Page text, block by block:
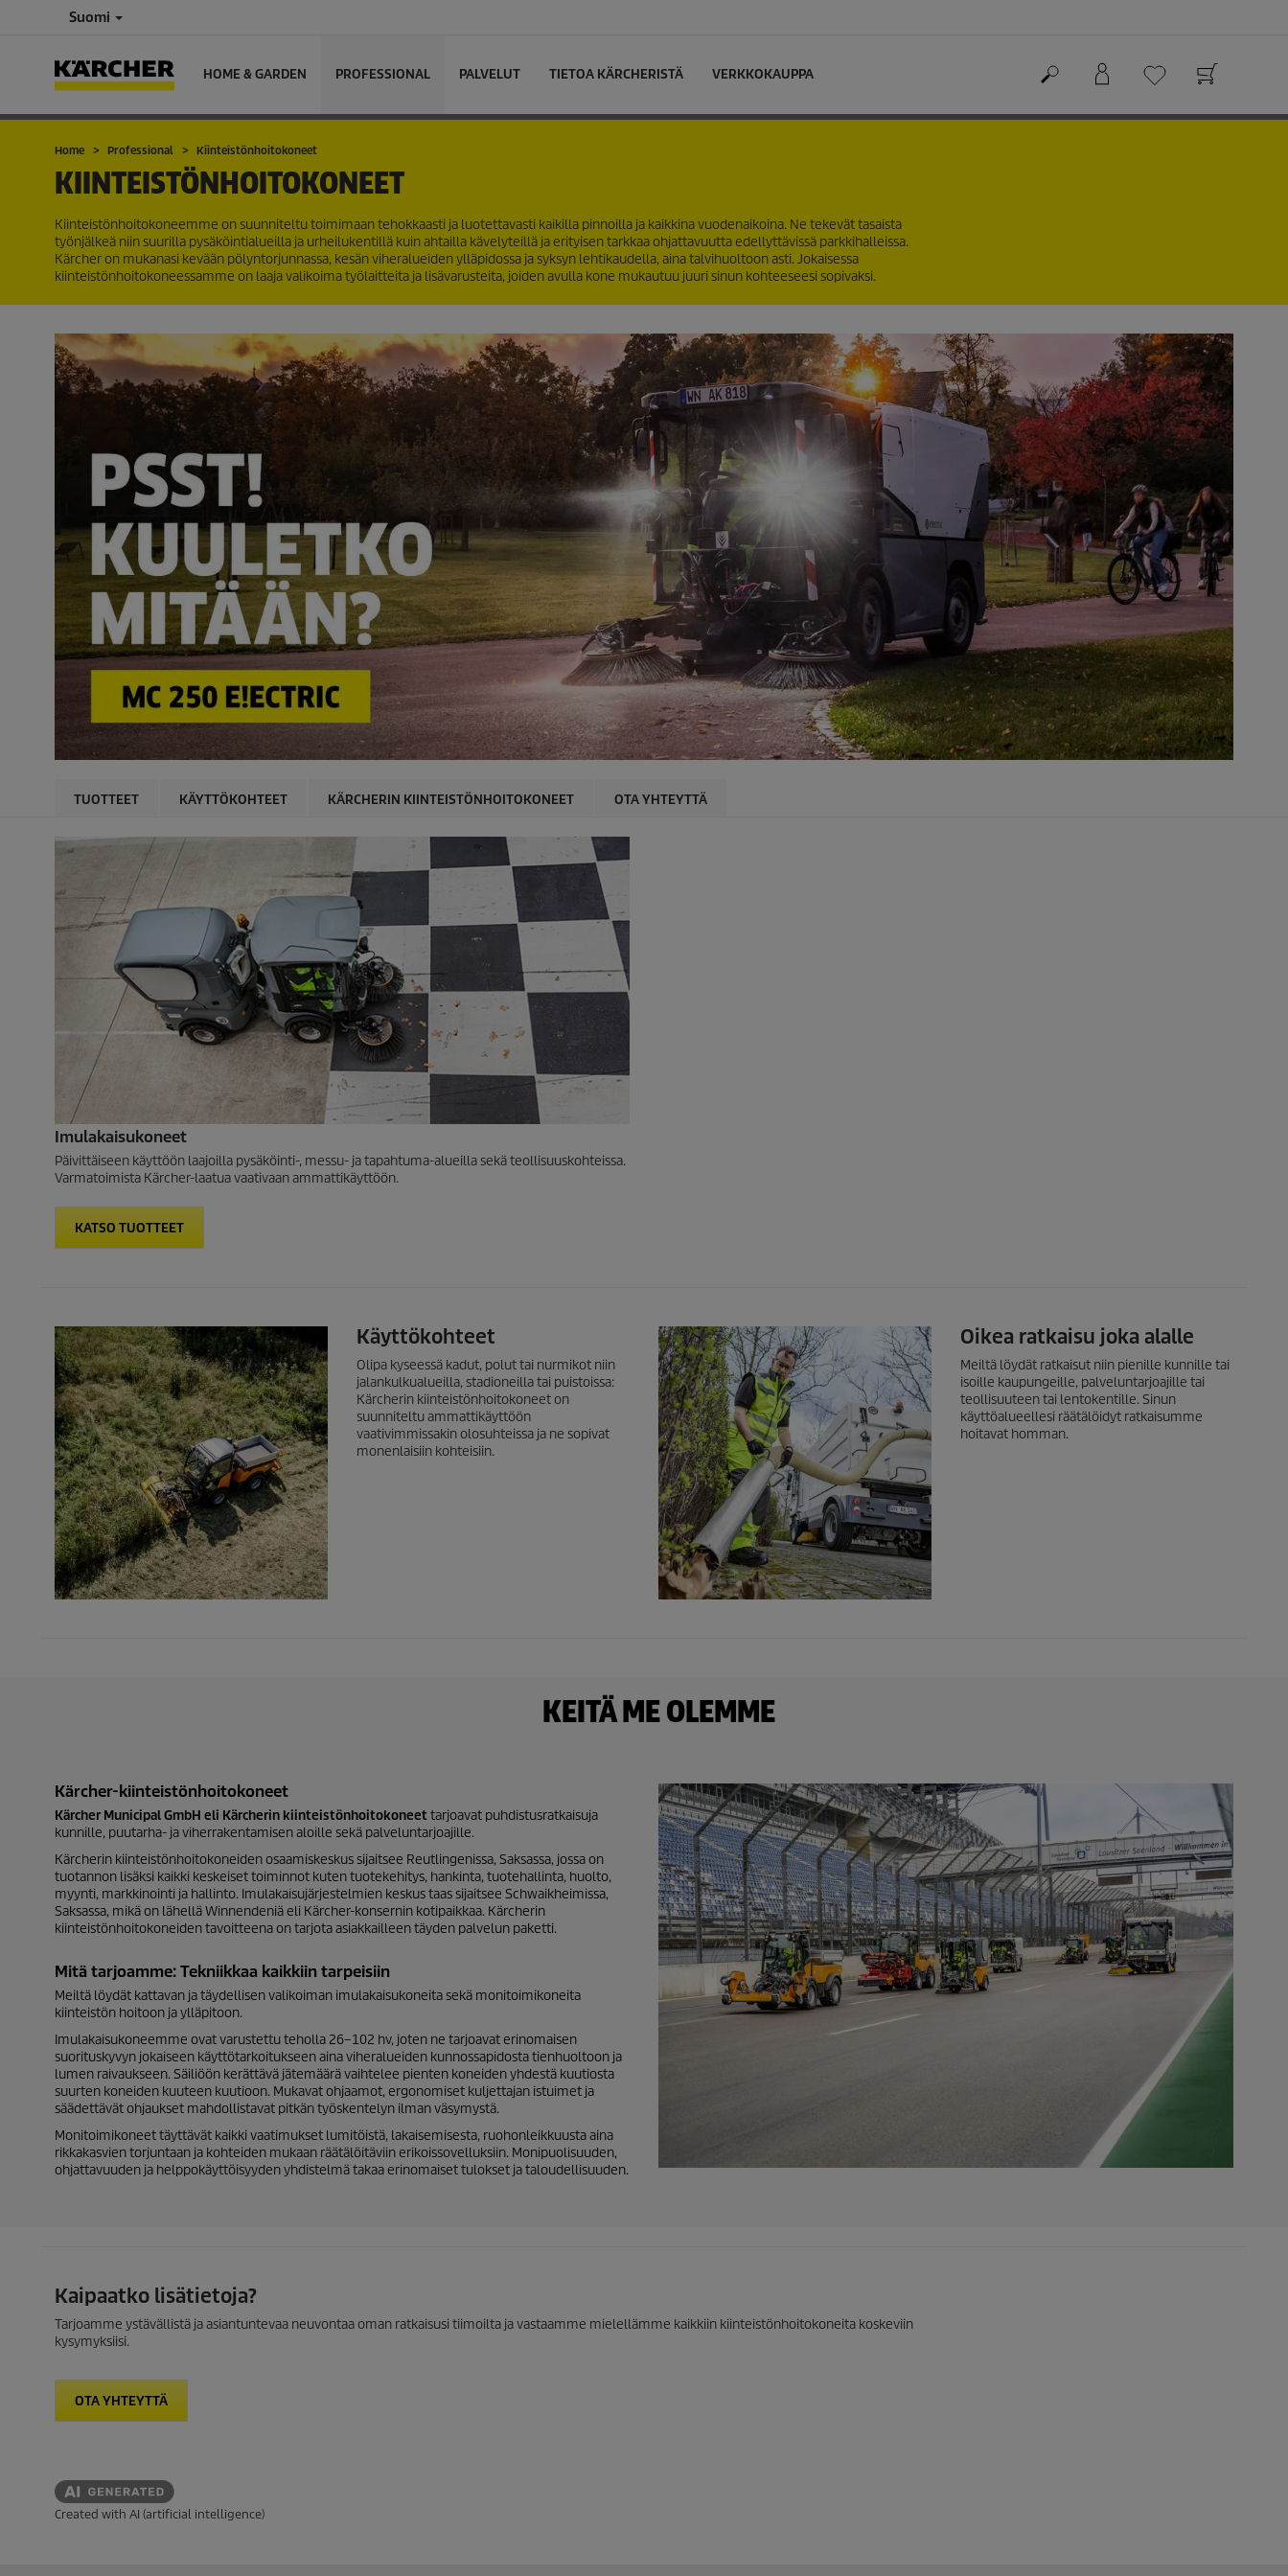
Suomi
HOME & GARDEN PROFESSIONAL PALVELUT TIETOA KÄRCHERISTÄ VERKKOKAUPPA
Home Professional Kiinteistönhoitokoneet
KIINTEISTÖNHOITOKONEET
Kiinteistönhoitokoneemme on suunniteltu toimimaan tehokkaasti ja luotettavasti kaikilla pinnoilla ja kaikkina vuodenaikoina. Ne tekevät tasaista
työnjälkeä niin suurilla pysäköintialueilla ja urheilukentillä kuin ahtailla kävelyteillä ja erityisen tarkkaa ohjattavuutta edellyttävissä parkkihalleissa.
Kärcher on mukanasi kevään pölyntorjunnassa, kesän viheralueiden ylläpidossa ja syksyn lehtikaudella, aina talvihuoltoon asti. Jokaisessa
kiinteistönhoitokoneessamme on laaja valikoima työlaitteita ja lisävarusteita, joiden avulla kone mukautuu juuri sinun kohteeseesi sopivaksi.
TUOTTEET KÄYTTÖKOHTEET KÄRCHERIN KIINTEISTÖNHOITOKONEET OTA YHTEYTTÄ
Imulakaisukoneet
Päivittäiseen käyttöön laajoilla pysäköinti-, messu- ja tapahtuma-alueilla sekä teollisuuskohteissa.
Varmatoimista Kärcher-laatua vaativaan ammattikäyttöön.
KATSO TUOTTEET
Käyttökohteet
Olipa kyseessä kadut, polut tai nurmikot niin
jalankulkualueilla, stadioneilla tai puistoissa:
Kärcherin kiinteistönhoitokoneet on
suunniteltu ammattikäyttöön
vaativimmissakin olosuhteissa ja ne sopivat
monenlaisiin kohteisiin.
Oikea ratkaisu joka alalle
Meiltä löydät ratkaisut niin pienille kunnille tai
isoille kaupungeille, palveluntarjoajille tai
teollisuuteen tai lentokentille. Sinun
käyttöalueellesi räätälöidyt ratkaisumme
hoitavat homman.
KEITÄ ME OLEMME
Kärcher-kiinteistönhoitokoneet
Kärcher Municipal GmbH eli Kärcherin kiinteistönhoitokoneet tarjoavat puhdistusratkaisuja
kunnille, puutarha- ja viherrakentamisen aloille sekä palveluntarjoajille.
Kärcherin kiinteistönhoitokoneiden osaamiskeskus sijaitsee Reutlingenissa, Saksassa, jossa on
tuotannon lisäksi kaikki keskeiset toiminnot kuten tuotekehitys, hankinta, tuotehallinta, huolto,
myynti, markkinointi ja hallinto. Imulakaisujärjestelmien keskus taas sijaitsee Schwaikheimissa,
Saksassa, mikä on lähellä Winnendeniä eli Kärcher-konsernin kotipaikkaa. Kärcherin
kiinteistönhoitokoneiden tavoitteena on tarjota asiakkailleen täyden palvelun paketti.
Mitä tarjoamme: Tekniikkaa kaikkiin tarpeisiin
Meiltä löydät kattavan ja täydellisen valikoiman imulakaisukoneita sekä monitoimikoneita
kiinteistön hoitoon ja ylläpitoon.
Imulakaisukoneemme ovat varustettu teholla 26–102 hv, joten ne tarjoavat erinomaisen
suorituskyvyn jokaiseen käyttötarkoitukseen aina viheralueiden kunnossapidosta tienhuoltoon ja
lumen raivaukseen. Säiliöön kerättävä jätemäärä vaihtelee pienten koneiden yhdestä kuutiosta
suurten koneiden kuuteen kuutioon. Mukavat ohjaamot, ergonomiset kuljettajan istuimet ja
säädettävät ohjaukset mahdollistavat pitkän työskentelyn ilman väsymystä.
Monitoimikoneet täyttävät kaikki vaatimukset lumitöistä, lakaisemisesta, ruohonleikkuusta aina
rikkakasvien torjuntaan ja kohteiden mukaan räätälöitäviin erikoissovelluksiin. Monipuolisuuden,
ohjattavuuden ja helppokäyttöisyyden yhdistelmä takaa erinomaiset tulokset ja taloudellisuuden.
Kaipaatko lisätietoja?
Tarjoamme ystävällistä ja asiantuntevaa neuvontaa oman ratkaisusi tiimoilta ja vastaamme mielellämme kaikkiin kiinteistönhoitokoneita koskeviin
kysymyksiisi.
OTA YHTEYTTÄ
Created with AI (artificial intelligence)